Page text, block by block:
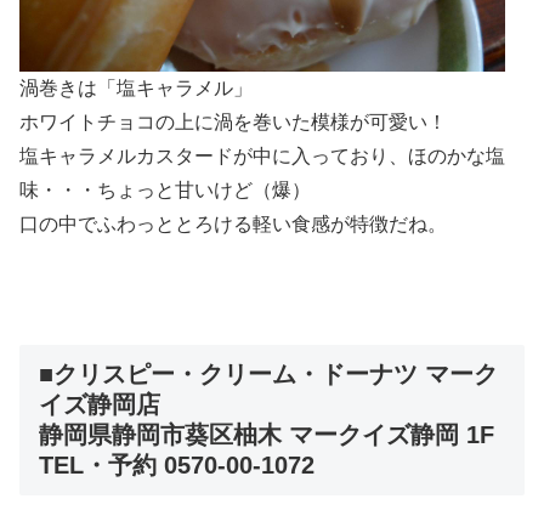
渦巻きは「塩キャラメル」
ホワイトチョコの上に渦を巻いた模様が可愛い！
塩キャラメルカスタードが中に入っており、ほのかな塩
味・・・ちょっと甘いけど（爆）
口の中でふわっととろける軽い食感が特徴だね。
■クリスピー・クリーム・ドーナツ マーク
イズ静岡店
静岡県静岡市葵区柚木 マークイズ静岡 1F
TEL・予約 0570-00-1072